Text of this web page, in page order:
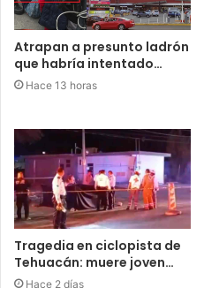
Atrapan a presunto ladrón
que habría intentado…
Hace 13 horas
Tragedia en ciclopista de
Tehuacán: muere joven…
Hace 2 días